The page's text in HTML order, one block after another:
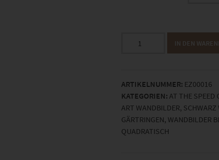
IN DEN
ARTIKELNUMMER: EZ00016
KATEGORIEN: AT THE SPEED
ART WANDBILDER, SCHWARZ
GÄRTRINGEN, WANDBILDER
QUADRATISCH